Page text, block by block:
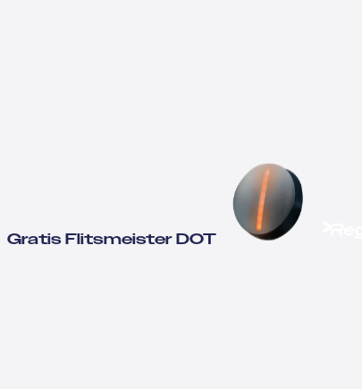
Gratis Flitsmeister DOT